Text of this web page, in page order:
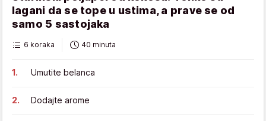
lagani da se tope u ustima, a prave se od
samo 5 sastojaka
6 koraka 40 minuta
Umutite belanca
Dodajte arome